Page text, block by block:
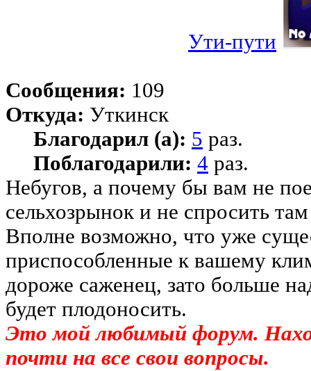
Ути-пути
Сообщения: 109
Откуда: Уткинск
Благодарил (а): 5 раз.
Поблагодарили: 4 раз.
Небугов, а почему бы вам не
сельхозрынок и не спросить
Вполне возможно, что уже
приспособленные к вашему
дороже саженец, зато больше
будет плодоносить.
Это мой любимый форум.
почти на все свои вопросы.